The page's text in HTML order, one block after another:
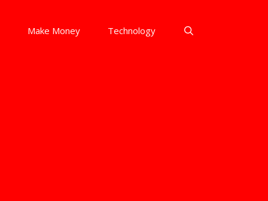
Make Money Technology